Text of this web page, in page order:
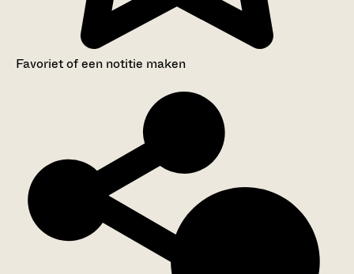
Favoriet of een notitie maken